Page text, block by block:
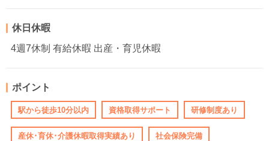
休日休暇
4週7休制 有給休暇 出産・育児休暇
ポイント
駅から徒歩10分以内 資格取得サポート 研修制度あり
産休･育休･介護休暇取得実績あり 社会保険完備